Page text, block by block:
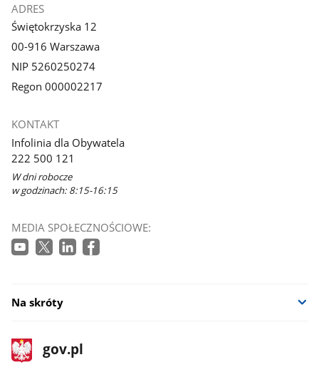
ADRES
Świętokrzyska 12
00-916 Warszawa
NIP 5260250274
Regon 000002217
KONTAKT
Infolinia dla Obywatela
222 500 121
W dni robocze
w godzinach: 8:15-16:15
MEDIA SPOŁECZNOŚCIOWE:
Na skróty
stopka
gov.pl
Strona
gov.pl